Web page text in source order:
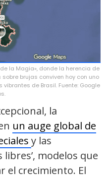
la Magia», donde la herencia de
brujas conviven hoy con uno
de Brasil. Fuente: Google
la
un auge global de
y las
libres’, modelos que
el crecimiento. El